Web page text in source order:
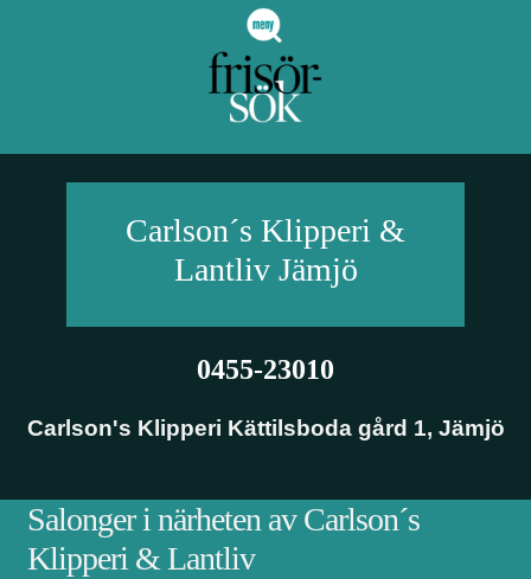
Carlson´s Klipperi &
LantlivJämjö
0455-23010
Carlson's Klipperi Kättilsboda gård 1, Jämjö
Salonger i närheten av Carlson´s
Klipperi & Lantliv